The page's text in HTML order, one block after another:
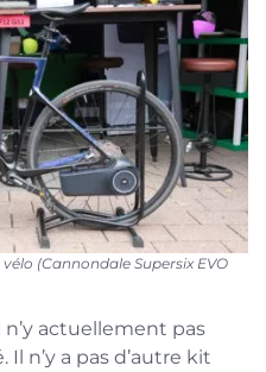
(Cannondale Supersix EVO
n’y actuellement pas
n’y a pas d’autre kit